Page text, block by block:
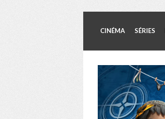
CINÉMA SÉRIES